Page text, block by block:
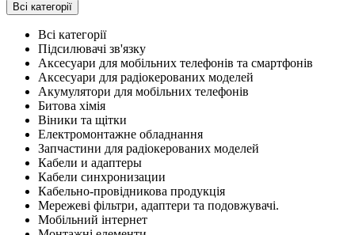
Всі категорії
Всі категорії
Підсилювачі зв'язку
Аксесуари для мобільних телефонів та смартфонів
Аксесуари для радіокерованих моделей
Акумулятори для мобільних телефонів
Битова хімія
Віники та щітки
Електромонтажне обладнання
Запчастини для радіокерованих моделей
Кабели и адаптеры
Кабели синхронизации
Кабельно-провідникова продукція
Мережеві фільтри, адаптери та подовжувачі.
Мобільний інтернет